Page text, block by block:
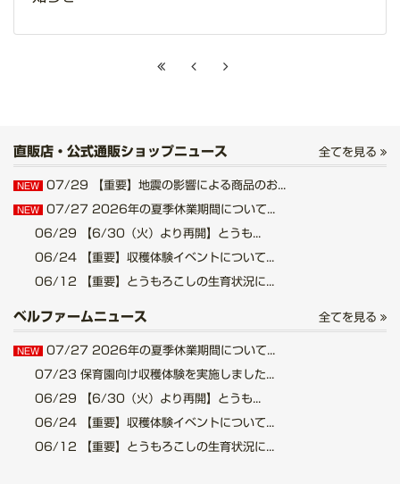
直販店・公式通販ショップニュース 全てを見る
NEW 07/29 【重要】地震の影響による商品のお...
NEW 07/27 2026年の夏季休業期間について...
06/29 【6/30（火）より再開】とうも...
06/24 【重要】収穫体験イベントについて...
06/12 【重要】とうもろこしの生育状況に...
ベルファームニュース 全てを見る
NEW 07/27 2026年の夏季休業期間について...
07/23 保育園向け収穫体験を実施しました...
06/29 【6/30（火）より再開】とうも...
06/24 【重要】収穫体験イベントについて...
06/12 【重要】とうもろこしの生育状況に...